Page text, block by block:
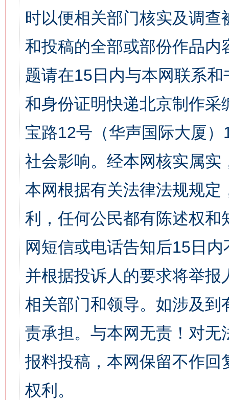
时以便相关部门核实及调
和投稿的全部或部份作品
题请在15日内与本网联系
和身份证明快递北京制作
宝路12号（华声国际大厦
社会影响。经本网核实属
本网根据有关法律法规规
利，任何公民都有陈述权
网短信或电话告知后15日
并根据投诉人的要求将举
相关部门和领导。如涉及
责承担。与本网无责！对
报料投稿，本网保留不作
权利。